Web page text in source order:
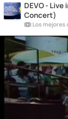
DEVO -
Concert)
Los